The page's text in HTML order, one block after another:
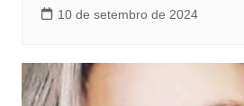
10 de setembro de 2024